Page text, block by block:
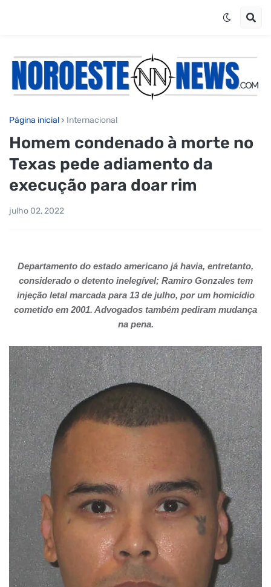
Página inicial Internacional
Homem condenado à morte no
Texas pede adiamento da
execução para doar rim
julho 02, 2022
Departamento do estado americano já havia, entretanto,
considerado o detento inelegível; Ramiro Gonzales tem
injeção letal marcada para 13 de julho, por um homicídio
cometido em 2001. Advogados também pediram mudança
na pena.